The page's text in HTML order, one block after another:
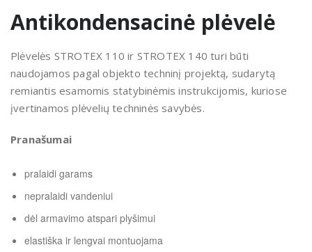
Antikondensacinė plėvelė
Plėvelės STROTEX 110 ir STROTEX 140 turi būti
naudojamos pagal objekto techninį projektą, sudarytą
remiantis esamomis statybinėmis instrukcijomis, kuriose
įvertinamos plėvelių techninės savybės.
Pranašumai
pralaidi garams
nepralaidi vandeniui
dėl armavimo atspari plyšimui
elastiška ir lengvai montuojama